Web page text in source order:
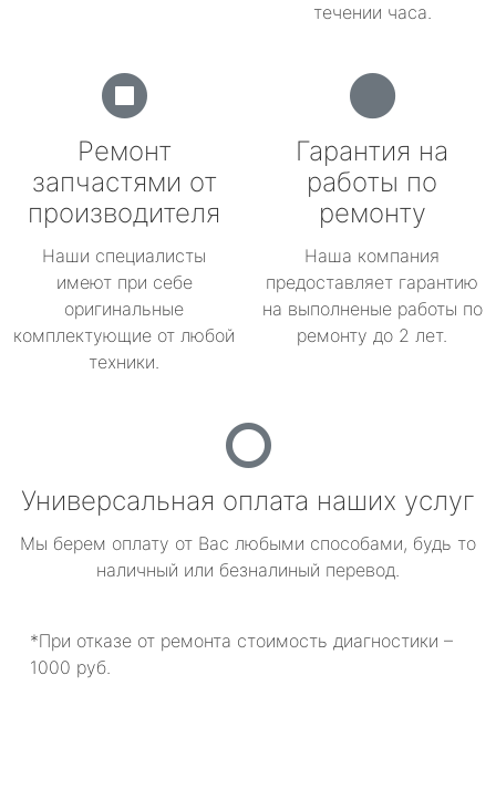
течении часа.
Ремонт
запчастями от
производителя
Наши специалисты
имеют при себе
оригинальные
комплектующие от любой
техники.
Гарантия на
работы по
ремонту
Наша компания
предоставляет гарантию
на выполненые работы по
ремонту до 2 лет.
Универсальная оплата наших услуг
Мы берем оплату от Вас любыми способами, будь то
наличный или безналиный перевод.
*При отказе от ремонта стоимость диагностики –
1000 руб.